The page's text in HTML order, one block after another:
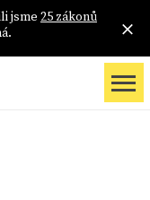
jsme 25 zákonů